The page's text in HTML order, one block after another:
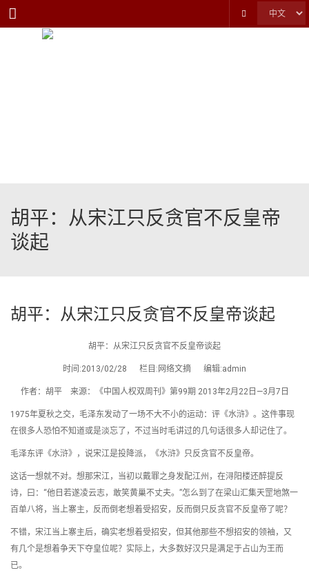
Menu
胡平：从宋江只反贪官不反皇帝
谈起
胡平：从宋江只反贪官不反皇帝谈起
胡平：从宋江只反贪官不反皇帝谈起
时间:2013/02/28 栏目:网络文摘 编辑:admin
作者：胡平 来源：《中国人权双周刊》第99期 2013年2月22日—3月7日
1975年夏秋之交，毛泽东发动了一场不大不小的运动：评《水浒》。这件事现
在很多人恐怕不知道或是淡忘了，不过当时毛讲过的几句话很多人却记住了。
毛泽东评《水浒》，说宋江是投降派，《水浒》只反贪官不反皇帝。
这话一想就不对。想那宋江，当初以戴罪之身发配江州，在浔阳楼还醉提反
诗，曰：“他日若遂凌云志，敢笑黄巢不丈夫。”怎么到了在梁山汇集天罡地煞一
百单八将，当上寨主，反而倒老想着受招安，反而倒只反贪官不反皇帝了呢？
不错，宋江当上寨主后，确实老想着受招安，但其他那些不想招安的领袖，又
有几个是想着争天下夺皇位呢？实际上，大多数好汉只是满足于占山为王而
已。